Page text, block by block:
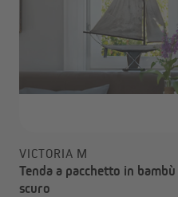
VICTORIA M
Tenda a pacchetto in
scuro